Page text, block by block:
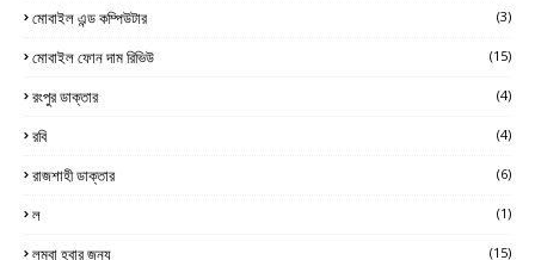
মোবাইল এন্ড কম্পিউটার (3)
মোবাইল ফোন দাম রিভিউ (15)
রংপুর ডাক্তার (4)
রবি (4)
রাজশাহী ডাক্তার (6)
ল (1)
লম্বা হবার জন্য (15)